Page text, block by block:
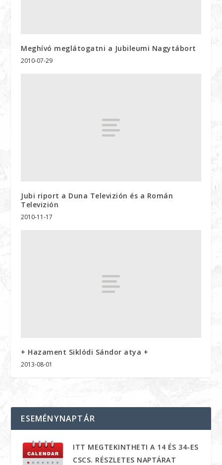
Meghívó meglátogatni a Jubileumi Nagytábort
2010-07-29
Jubi riport a Duna Televizión és a Román
Televizión
2010-11-17
+ Hazament Siklódi Sándor atya +
2013-08-01
ESEMÉNYNAPTÁR
ITT MEGTEKINTHETI A 14 ÉS 34-ES
CSCS. RÉSZLETES NAPTÁRAT